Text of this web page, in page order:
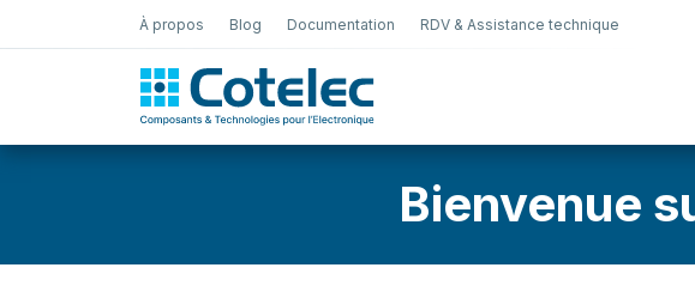
À propos Blog Documentation RDV & Assistance technique
Bienvenue